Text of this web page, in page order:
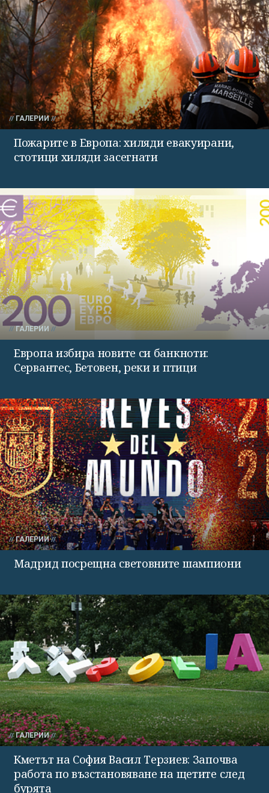
ГАЛЕРИИ
Пожарите в Европа: хиляди евакуирани,
стотици хиляди засегнати
ГАЛЕРИИ
Европа избира новите си банкноти:
Сервантес, Бетовен, реки и птици
ГАЛЕРИИ
Мадрид посрещна световните шампиони
ГАЛЕРИИ
Кметът на София Васил Терзиев: Започва
работа по възстановяване на щетите след
бурята